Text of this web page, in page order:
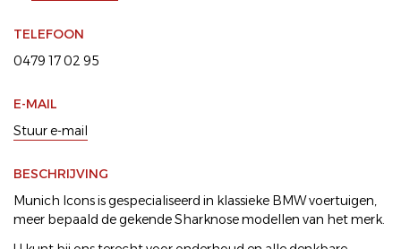
TELEFOON
0479 17 02 95
E-MAIL
Stuur e-mail
BESCHRIJVING
Munich Icons is gespecialiseerd in klassieke BMW voertuigen,
meer bepaald de gekende Sharknose modellen van het merk.